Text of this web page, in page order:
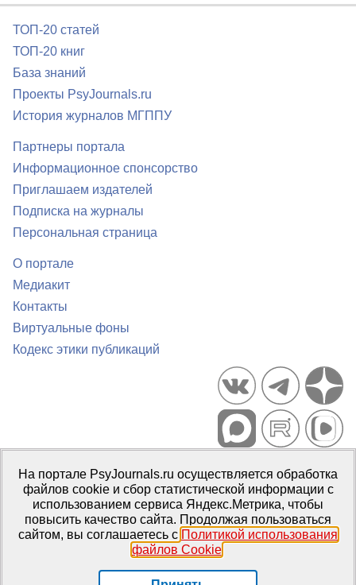
ТОП-20 статей
ТОП-20 книг
База знаний
Проекты PsyJournals.ru
История журналов МГППУ
Партнеры портала
Информационное спонсорство
Приглашаем издателей
Подписка на журналы
Персональная страница
О портале
Медиакит
Контакты
Виртуальные фоны
Кодекс этики публикаций
Портал психологических изданий PsyJournals.ru, 2007–2026
Правила использования материалов
Свидетельство регистрации СМИЭл № ФС77-66447 от 14 июля
2016 г.
Издатель: ФГБОУ ВО МГППУ
На портале PsyJournals.ru осуществляется обработка
файлов cookie и сбор статистической информации с
использованием сервиса Яндекс.Метрика, чтобы
повысить качество сайта. Продолжая пользоваться
сайтом, вы соглашаетесь с Политикой использования
файлов Cookie.